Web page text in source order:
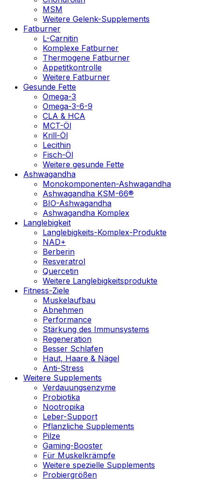
MSM
Weitere Gelenk-Supplements
Fatburner
L-Carnitin
Komplexe Fatburner
Thermogene Fatburner
Appetitkontrolle
Weitere Fatburner
Gesunde Fette
Omega-3
Omega-3-6-9
CLA & HCA
MCT-Öl
Krill-Öl
Lecithin
Fisch-Öl
Weitere gesunde Fette
Ashwagandha
Monokomponenten-Ashwagandha
Ashwagandha KSM-66®
BIO-Ashwagandha
Ashwagandha Komplex
Langlebigkeit
Langlebigkeits-Komplex-Produkte
NAD+
Berberin
Resveratrol
Quercetin
Weitere Langlebigkeitsprodukte
Fitness-Ziele
Muskelaufbau
Abnehmen
Performance
Stärkung des Immunsystems
Regeneration
Besser Schlafen
Haut, Haare & Nägel
Anti-Stress
Weitere Supplements
Verdauungsenzyme
Probiotika
Nootropika
Leber-Support
Pflanzliche Supplements
Pilze
Gaming-Booster
Für Muskelkrämpfe
Weitere spezielle Supplements
Probiergrößen